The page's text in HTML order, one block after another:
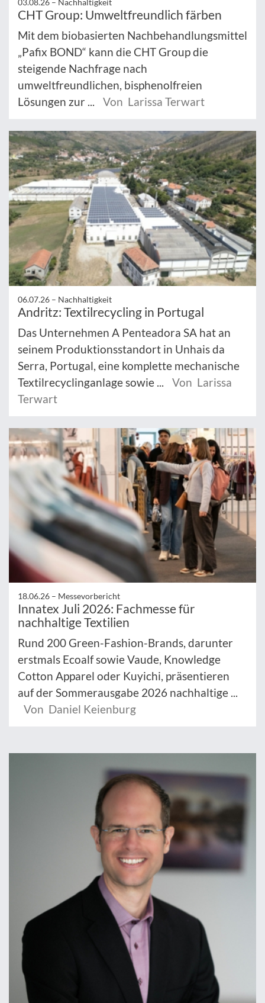
03.08.26 – Nachhaltigkeit
CHT Group: Umweltfreundlich färben
Mit dem biobasierten Nachbehandlungsmittel
„Pafix BOND“ kann die CHT Group die
steigende Nachfrage nach
umweltfreundlichen, bisphenolfreien
Lösungen zur ...
Von Larissa Terwart
06.07.26 – Nachhaltigkeit
Andritz: Textilrecycling in Portugal
Das Unternehmen A Penteadora SA hat an
seinem Produktionsstandort in Unhais da
Serra, Portugal, eine komplette mechanische
Textilrecyclinganlage sowie ...
Von Larissa
Terwart
18.06.26 – Messevorbericht
Innatex Juli 2026: Fachmesse für
nachhaltige Textilien
Rund 200 Green-Fashion-Brands, darunter
erstmals Ecoalf sowie Vaude, Knowledge
Cotton Apparel oder Kuyichi, präsentieren
auf der Sommerausgabe 2026 nachhaltige ...
Von Daniel Keienburg